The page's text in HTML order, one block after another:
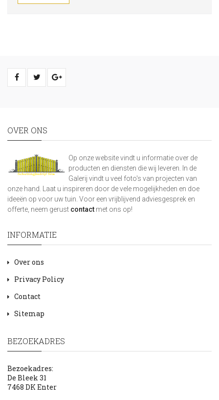
OVER ONS
Op onze website vindt u informatie over de
producten en diensten die wij leveren. In de
Galerij vindt u veel foto's van projecten van
onze hand. Laat u inspireren door de vele mogelijkheden en doe
ideeën op voor uw tuin. Voor een vrijblijvend adviesgesprek en
offerte, neem gerust contact met ons op!
INFORMATIE
Over ons
Privacy Policy
Contact
Sitemap
BEZOEKADRES
Bezoekadres:
De Bleek 31
7468 DK Enter